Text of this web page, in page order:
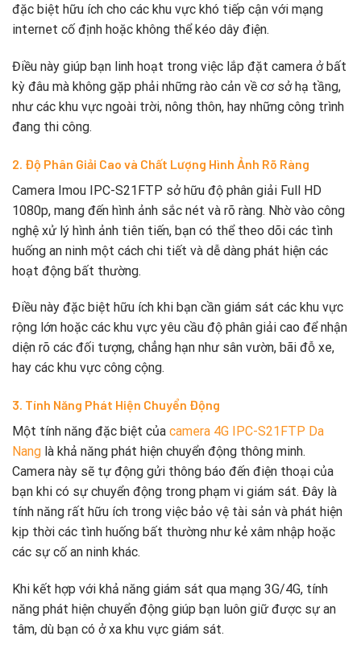
đặc biệt hữu ích cho các khu vực khó tiếp cận với mạng
internet cố định hoặc không thể kéo dây điện.
Điều này giúp bạn linh hoạt trong việc lắp đặt camera ở bất
kỳ đâu mà không gặp phải những rào cản về cơ sở hạ tầng,
như các khu vực ngoài trời, nông thôn, hay những công trình
đang thi công.
2. Độ Phân Giải Cao và Chất Lượng Hình Ảnh Rõ Ràng
Camera Imou IPC-S21FTP sở hữu độ phân giải Full HD
1080p, mang đến hình ảnh sắc nét và rõ ràng. Nhờ vào công
nghệ xử lý hình ảnh tiên tiến, bạn có thể theo dõi các tình
huống an ninh một cách chi tiết và dễ dàng phát hiện các
hoạt động bất thường.
Điều này đặc biệt hữu ích khi bạn cần giám sát các khu vực
rộng lớn hoặc các khu vực yêu cầu độ phân giải cao để nhận
diện rõ các đối tượng, chẳng hạn như sân vườn, bãi đỗ xe,
hay các khu vực công cộng.
3. Tính Năng Phát Hiện Chuyển Động
Một tính năng đặc biệt của camera 4G IPC-S21FTP Da
Nang là khả năng phát hiện chuyển động thông minh.
Camera này sẽ tự động gửi thông báo đến điện thoại của
bạn khi có sự chuyển động trong phạm vi giám sát. Đây là
tính năng rất hữu ích trong việc bảo vệ tài sản và phát hiện
kịp thời các tình huống bất thường như kẻ xâm nhập hoặc
các sự cố an ninh khác.
Khi kết hợp với khả năng giám sát qua mạng 3G/4G, tính
năng phát hiện chuyển động giúp bạn luôn giữ được sự an
tâm, dù bạn có ở xa khu vực giám sát.